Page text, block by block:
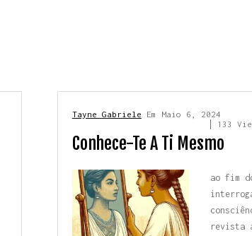
Tayne Gabriele Em Maio 6, 2024
133
Conhece-Te A Ti Mesmo
ao fim
revista